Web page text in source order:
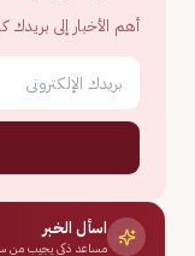
أهم الأخبار إلى
اسأل الخبر
مساعد ذكي يجيب من